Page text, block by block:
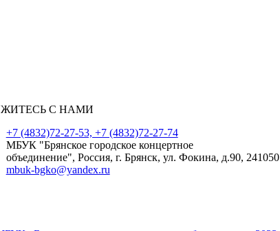
С НАМИ
+7 (4832)72-27-53, +7 (4832)72-27-74
МБУК "Брянское городское концертное
объединение", Россия, г. Брянск, ул. Фокина, д.90, 241050
mbuk-bgko@yandex.ru